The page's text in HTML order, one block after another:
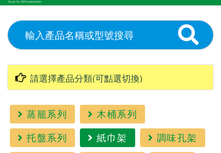
蒸籠系列
木桶系列
托盤系列
紙巾架
調味孔架